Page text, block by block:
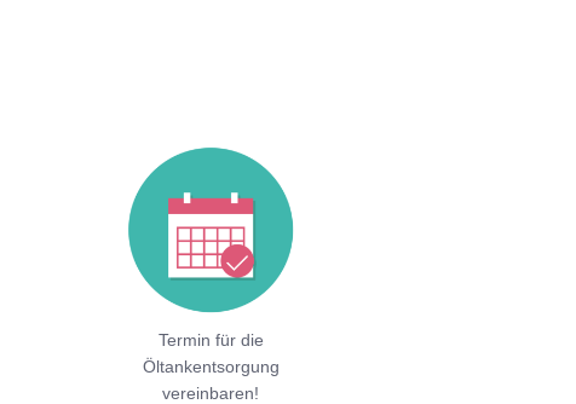
Termin für die
Öltankentsorgung
vereinbaren!